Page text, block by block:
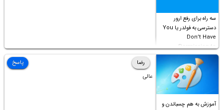
سه راه برای رفع ارور
دسترسی به فولدر یا You
Don’t Have
Permission to
Access this folder
آموزش به هم چسباندن و
رضا
عالی
پاسخ